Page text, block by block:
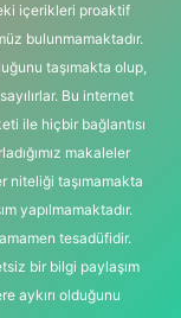
içerikleri proaktif
bulunmamaktadır.
taşımakta olup,
Bu internet
ile hiçbir bağlantısı
makaleler
niteliği taşımamakta
yapılmamaktadır.
tesadüfidir.
bir bilgi paylaşım
aykırı olduğunu